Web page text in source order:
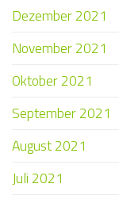
Dezember 2021
November 2021
Oktober 2021
September 2021
August 2021
Juli 2021